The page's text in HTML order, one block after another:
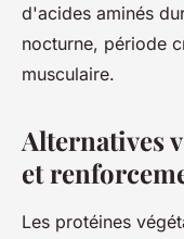
d'acides aminés
nocturne, période
musculaire.
Alternatives
et
Les protéines